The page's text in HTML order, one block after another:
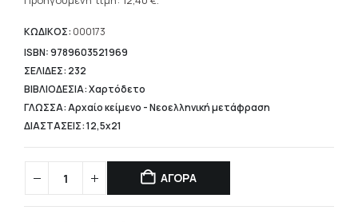
15,50 €.
είναι:
12,40 €.
ΚΩΔΙΚΟΣ: 000173
ISBN: 9789603521969
ΣΕΛΙΔΕΣ: 232
ΒΙΒΛΙΟΔΕΣΙΑ: Χαρτόδετο
ΓΛΩΣΣΑ: Αρχαίο κείμενο - Νεοελληνική μετάφραση
ΔΙΑΣΤΑΣΕΙΣ: 12,5x21
ΑΓΟΡΑ